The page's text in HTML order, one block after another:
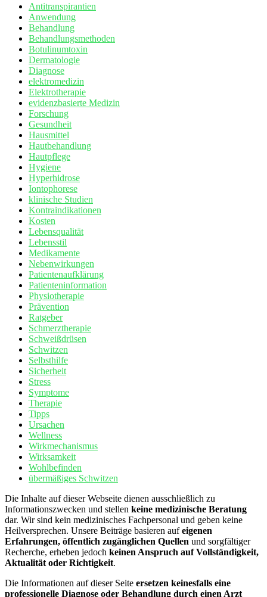
Antitranspirantien
Anwendung
Behandlung
Behandlungsmethoden
Botulinumtoxin
Dermatologie
Diagnose
elektromedizin
Elektrotherapie
evidenzbasierte Medizin
Forschung
Gesundheit
Hausmittel
Hautbehandlung
Hautpflege
Hygiene
Hyperhidrose
Iontophorese
klinische Studien
Kontraindikationen
Kosten
Lebensqualität
Lebensstil
Medikamente
Nebenwirkungen
Patientenaufklärung
Patienteninformation
Physiotherapie
Prävention
Ratgeber
Schmerztherapie
Schweißdrüsen
Schwitzen
Selbsthilfe
Sicherheit
Stress
Symptome
Therapie
Tipps
Ursachen
Wellness
Wirkmechanismus
Wirksamkeit
Wohlbefinden
übermäßiges Schwitzen
Die Inhalte auf dieser Webseite dienen ausschließlich zu
Informationszwecken und stellen keine medizinische Beratung
dar. Wir sind kein medizinisches Fachpersonal und geben keine
Heilversprechen. Unsere Beiträge basieren aufeigenen
Erfahrungen, öffentlich zugänglichen Quellen und sorgfältiger
Recherche, erheben jedoch keinen Anspruch auf Vollständigkeit,
Aktualität oder Richtigkeit.
Die Informationen auf dieser Seite ersetzen keinesfalls eine
professionelle Diagnose oder Behandlung durch einen Arzt